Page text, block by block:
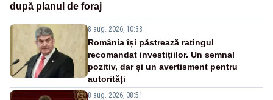
după planul de foraj
8 aug. 2026, 10:38
România își păstrează ratingul
recomandat investițiilor. Un semnal
pozitiv, dar și un avertisment pentru
autorități
8 aug. 2026, 08:51